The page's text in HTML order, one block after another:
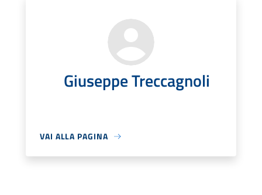
Giuseppe Treccagnoli
VAI ALLA PAGINA